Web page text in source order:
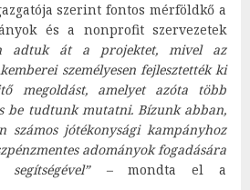
szerint fontos mérföldkő a
és a nonprofit szervezetek
adtuk át a projektet, mivel az
személyesen fejlesztették ki
megoldást, amelyet azóta több
be tudtunk mutatni. Bízunk abban,
számos jótékonysági kampányhoz
adományok fogadására
segítségével” – mondta el a